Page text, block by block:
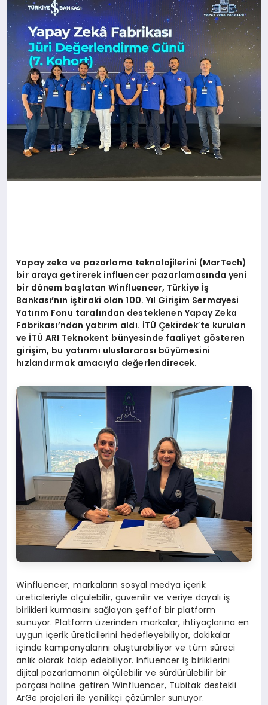
EĞITIM
Yapay zeka ve pazarlama teknolojilerini (MarTech)
bir araya getirerek influencer pazarlamasında yeni
bir dönem başlatan Winfluencer, Türkiye İş
Bankası’nın iştiraki olan 100. Yıl Girişim Sermayesi
Yatırım Fonu tarafından desteklenen Yapay Zeka
Fabrikası’ndan yatırım aldı. İTÜ Çekirdek’te kurulan
ve İTÜ ARI Teknokent bünyesinde faaliyet gösteren
girişim, bu yatırımı uluslararası büyümesini
hızlandırmak amacıyla değerlendirecek.
Winfluencer, markaların sosyal medya içerik
üreticileriyle ölçülebilir, güvenilir ve veriye dayalı iş
birlikleri kurmasını sağlayan şeffaf bir platform
sunuyor. Platform üzerinden markalar, ihtiyaçlarına en
uygun içerik üreticilerini hedefleyebiliyor, dakikalar
içinde kampanyalarını oluşturabiliyor ve tüm süreci
anlık olarak takip edebiliyor. Influencer iş birliklerini
dijital pazarlamanın ölçülebilir ve sürdürülebilir bir
parçası haline getiren Winfluencer, Tübitak destekli
ArGe projeleri ile yenilikçi çözümler sunuyor.